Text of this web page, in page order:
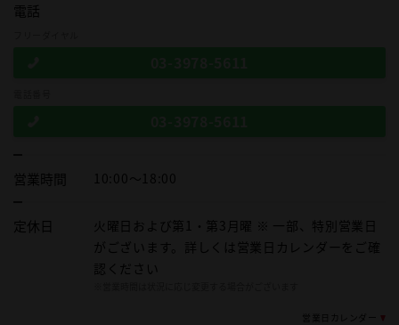
電話
営業時間 10:00～18:00
定休日
火曜日および第1・第3月曜 ※ 一部、特別営業日
がございます。詳しくは営業日カレンダーをご確
認ください
営業日カレンダー